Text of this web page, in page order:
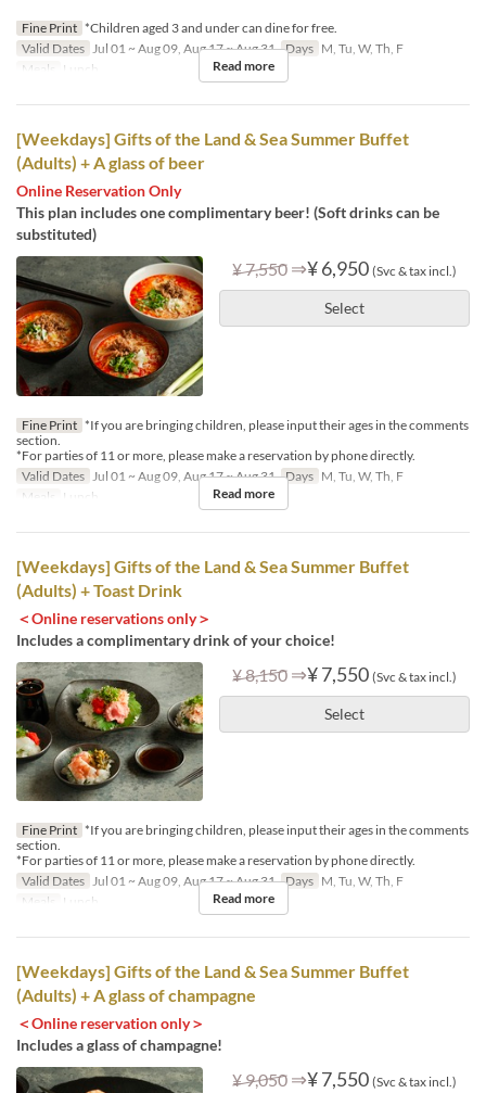
Fine Print *Children aged 3 and under can dine for free.
Valid Dates
Jul 01 ~ Aug 09, Aug 17 ~ Aug 31 Days M, Tu, W, Th, F
Meals
Lunch Read more
[Weekdays] Gifts of the Land & Sea Summer Buffet
(Adults) + A glass of beer
Online Reservation Only
This plan includes one complimentary beer! (Soft drinks can be
substituted)
¥ 7,550 ⇒¥ 6,950 (Svc & tax incl.)
Select
Fine Print *If you are bringing children, please input their ages in the comments
section.
*For parties of 11 or more, please make a reservation by phone directly.
Valid Dates
Jul 01 ~ Aug 09, Aug 17 ~ Aug 31 Days M, Tu, W, Th, F
Meals
Lunch Read more
[Weekdays] Gifts of the Land & Sea Summer Buffet
(Adults) + Toast Drink
＜Online reservations only＞
Includes a complimentary drink of your choice!
¥ 8,150 ⇒¥ 7,550 (Svc & tax incl.)
Select
Fine Print *If you are bringing children, please input their ages in the comments
section.
*For parties of 11 or more, please make a reservation by phone directly.
Valid Dates Jul 01 ~ Aug 09, Aug 17 ~ Aug 31 Days M, Tu, W, Th, F
Meals
Lunch Read more
[Weekdays] Gifts of the Land & Sea Summer Buffet
(Adults) + A glass of champagne
＜Online reservation only＞
Includes a glass of champagne!
¥ 9,050 ⇒¥ 7,550 (Svc & tax incl.)